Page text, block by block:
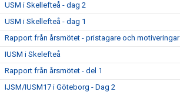
USM i Skellefteå - dag 2
USM i Skellefteå - dag 1
Rapport från årsmötet - pristagare och motiveringar
IUSM i Skelefteå
Rapport från årsmötet - del 1
IJSM/IUSM17 i Göteborg - Dag 2